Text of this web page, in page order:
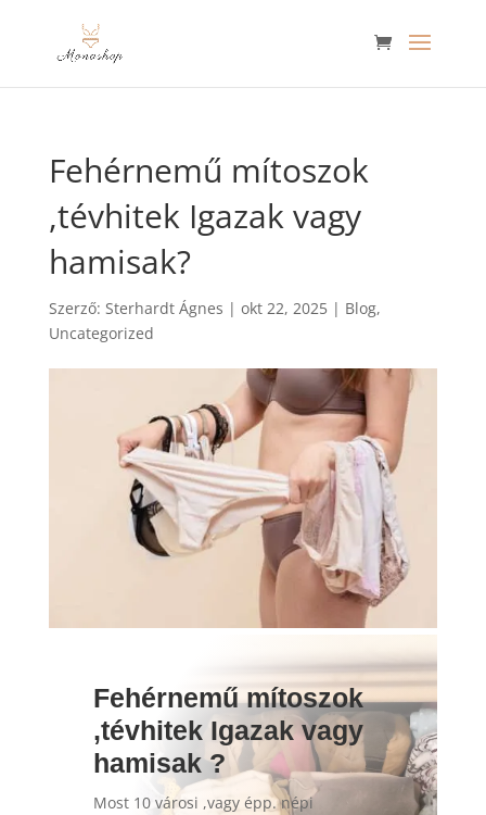
Fehérnemű mítoszok
,tévhitek Igazak vagy
hamisak?
Szerző: Sterhardt Ágnes | okt 22, 2025| Blog,
Uncategorized
Fehérnemű mítoszok
,tévhitek Igazak vagy
hamisak ?
Most 10 városi ,vagy épp. népi